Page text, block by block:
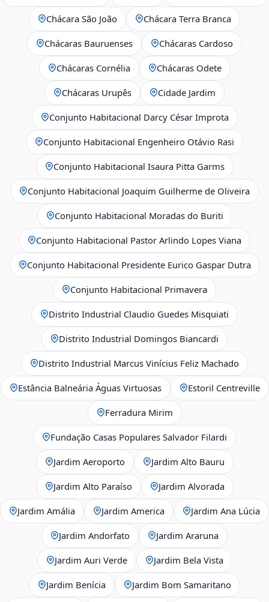
Chácara São João Chácara Terra Branca
Chácaras Bauruenses Chácaras Cardoso
Chácaras Cornélia Chácaras Odete
Chácaras Urupês Cidade Jardim
Conjunto Habitacional Darcy César Improta
Conjunto Habitacional Engenheiro Otávio Rasi
Conjunto Habitacional Isaura Pitta Garms
Conjunto Habitacional Joaquim Guilherme de Oliveira
Conjunto Habitacional Moradas do Buriti
Conjunto Habitacional Pastor Arlindo Lopes Viana
Conjunto Habitacional Presidente Eurico Gaspar Dutra
Conjunto Habitacional Primavera
Distrito Industrial Claudio Guedes Misquiati
Distrito Industrial Domingos Biancardi
Distrito Industrial Marcus Vinícius Feliz Machado
Estância Balneária Águas Virtuosas Estoril Centreville
Ferradura Mirim
Fundação Casas Populares Salvador Filardi
Jardim Aeroporto Jardim Alto Bauru
Jardim Alto Paraíso Jardim Alvorada
Jardim Amália Jardim America Jardim Ana Lúcia
Jardim Andorfato Jardim Araruna
Jardim Auri Verde Jardim Bela Vista
Jardim Benícia Jardim Bom Samaritano